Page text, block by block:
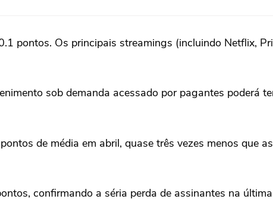
pontos. Os principais streamings (incluindo Netflix,
sob demanda acessado por pagantes poderá
de média em abril, quase três vezes menos que
confirmando a séria perda de assinantes na